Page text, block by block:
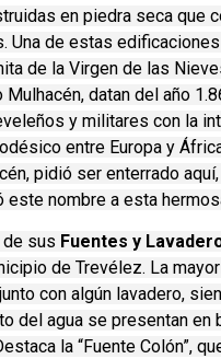
en piedra seca que
Una de estas
de la Virgen de las
datan del año
y militares con la
entre Europa y
pidió ser enterrado
nombre a esta
de sus Fuentes y
de Trevélez. La
con algún lavadero,
del agua se presentan en
la “Fuente Colón”,